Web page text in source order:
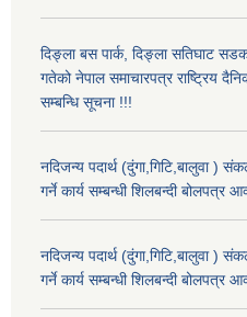
दिङ्ला बस पार्क, दिङ्ला सतिघाट
गतेको नेपाल समाचारपत्र राष्ट्रिय
सम्बन्धि सूचना !!!
नदिजन्य पदार्थ (दुंगा,गिटि,बालुवा
गर्ने कार्य सम्बन्धी शिलबन्दी
नदिजन्य पदार्थ (दुंगा,गिटि,बालुवा
गर्ने कार्य सम्बन्धी शिलबन्दी बोलपत्र